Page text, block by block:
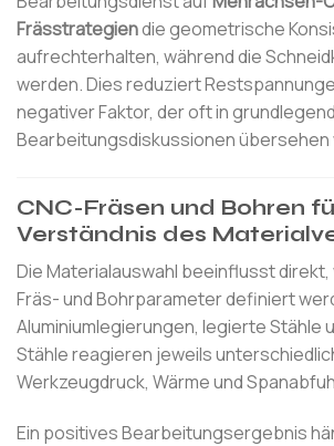
Frässtrategiendie geometrische
aufrechterhalten, während die
werden. Dies reduziert
negativer Faktor, der oft in
Bearbeitungsdiskussionen übersehen
CNC-Fräsen und Bohren
Verständnis des
Die Materialauswahl beeinflusst direkt,
Fräs- und Bohrparameter definiert
Aluminiumlegierungen, legierte Stähle
Stähle reagieren jeweils
Werkzeugdruck, Wärme und
Ein positives Bearbeitungsergebnis